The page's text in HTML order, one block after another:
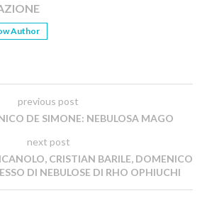
Author
previous post
DE SIMONE: NEBULOSA MAGO
next post
CRISTIAN BARILE, DOMENICO
DI NEBULOSE DI RHO OPHIUCHI